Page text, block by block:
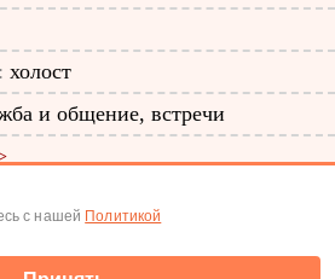
холост
и общение, встречи
с нашей Политикой